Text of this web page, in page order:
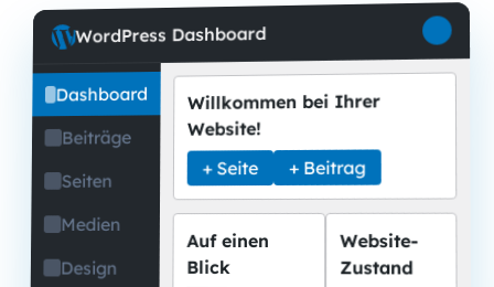
WordPress Dashboard
Dashboard
Beiträge
Seiten
Medien
Design
Willkommen bei Ihrer
Website!
+ Seite + Beitrag
Auf einen
Blick
Website-
Zustand